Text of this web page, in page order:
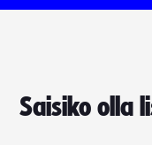
Saisiko olla